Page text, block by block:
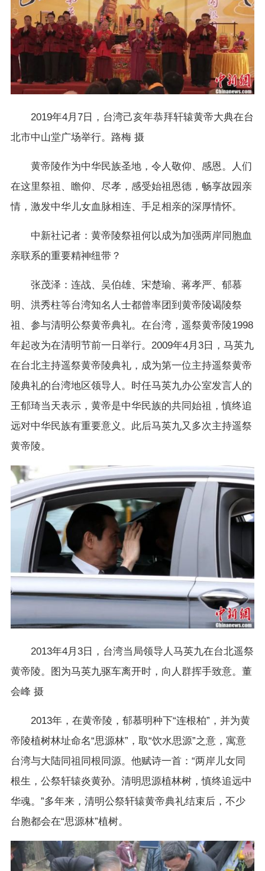
2019年4月7日，台湾己亥年恭拜轩辕黄帝大典在台
北市中山堂广场举行。路梅 摄
黄帝陵作为中华民族圣地，令人敬仰、感恩。人们
在这里祭祖、瞻仰、尽孝，感受始祖恩德，畅享故园亲
情，激发中华儿女血脉相连、手足相亲的深厚情怀。
中新社记者：黄帝陵祭祖何以成为加强两岸同胞血
亲联系的重要精神纽带？
张茂泽：连战、吴伯雄、宋楚瑜、蒋孝严、郁慕
明、洪秀柱等台湾知名人士都曾率团到黄帝陵谒陵祭
祖、参与清明公祭黄帝典礼。在台湾，遥祭黄帝陵1998
年起改为在清明节前一日举行。2009年4月3日，马英九
在台北主持遥祭黄帝陵典礼，成为第一位主持遥祭黄帝
陵典礼的台湾地区领导人。时任马英九办公室发言人的
王郁琦当天表示，黄帝是中华民族的共同始祖，慎终追
远对中华民族有重要意义。此后马英九又多次主持遥祭
黄帝陵。
2013年4月3日，台湾当局领导人马英九在台北遥祭
黄帝陵。图为马英九驱车离开时，向人群挥手致意。董
会峰 摄
2013年，在黄帝陵，郁慕明种下“连根柏”，并为黄
帝陵植树林址命名“思源林”，取“饮水思源”之意，寓意
台湾与大陆同祖同根同源。他赋诗一首：“两岸儿女同
根生，公祭轩辕炎黄孙。清明思源植林树，慎终追远中
华魂。”多年来，清明公祭轩辕黄帝典礼结束后，不少
台胞都会在“思源林”植树。